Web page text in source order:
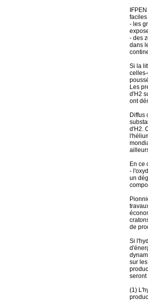
- les
- des
dans
Si la
Les
d'H2
ont
Diffus
d'H2.
En ce
-
un
de
Si
sur
seront
(1)